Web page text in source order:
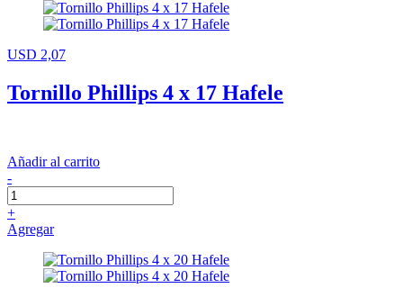
USD 2,07
Tornillo Phillips 4 x 17 Hafele
Añadir al carrito
-
+
Agregar